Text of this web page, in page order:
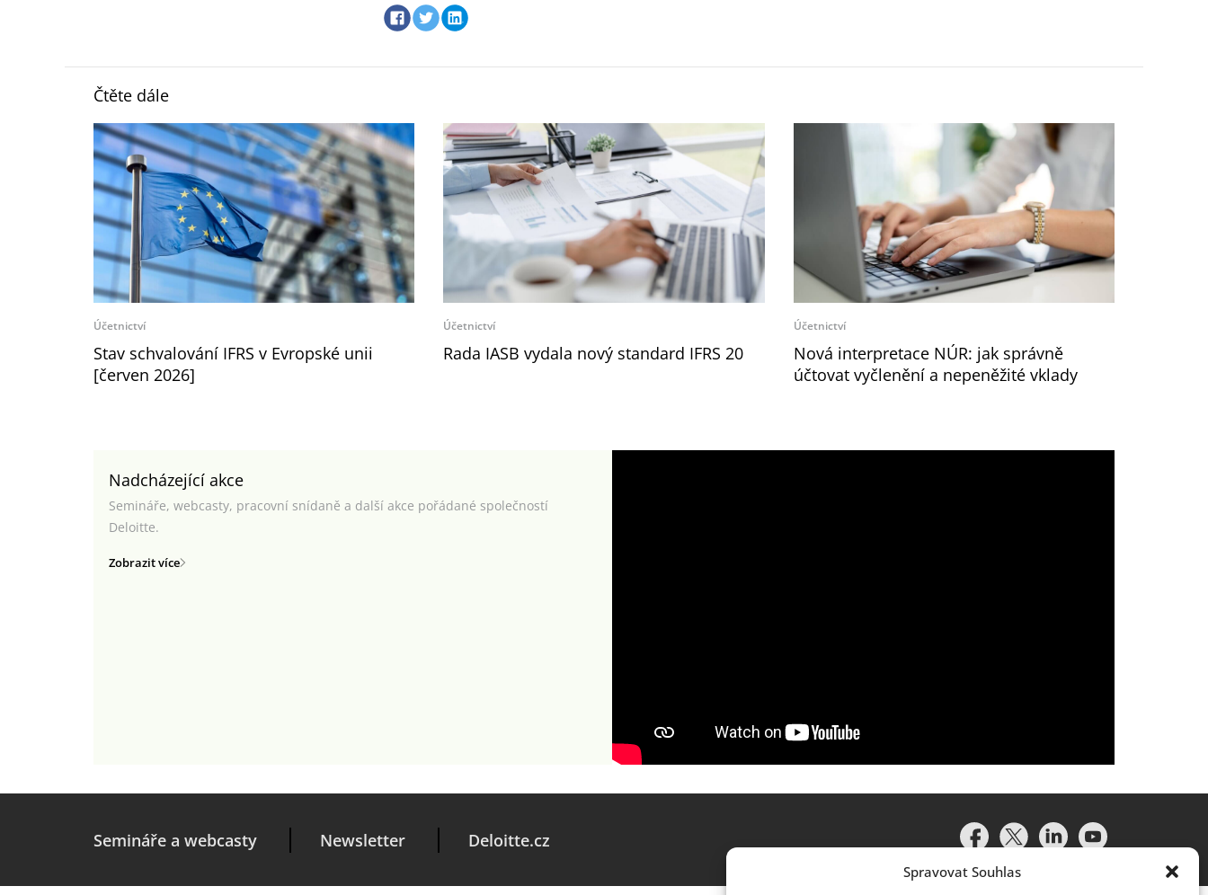
Spravovat Souhlas
Čtěte dále
Účetnictví
Stav schvalování IFRS v Evropské unii
[červen 2026]
Účetnictví
Rada IASB vydala nový standard IFRS 20
Účetnictví
Nová interpretace NÚR: jak správně
účtovat vyčlenění a nepeněžité vklady
Nadcházející akce
Semináře, webcasty, pracovní snídaně a další akce pořádané společností
Deloitte.
Zobrazit více
Semináře a webcasty Newsletter Deloitte.cz